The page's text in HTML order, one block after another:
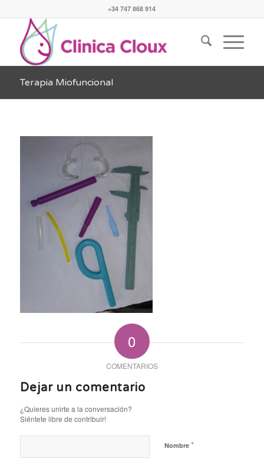
+34 747 868 914
Terapia Miofuncional
0
COMENTARIOS
Dejar un comentario
¿Quieres unirte a la conversación?
Siéntete libre de contribuir!
Nombre *